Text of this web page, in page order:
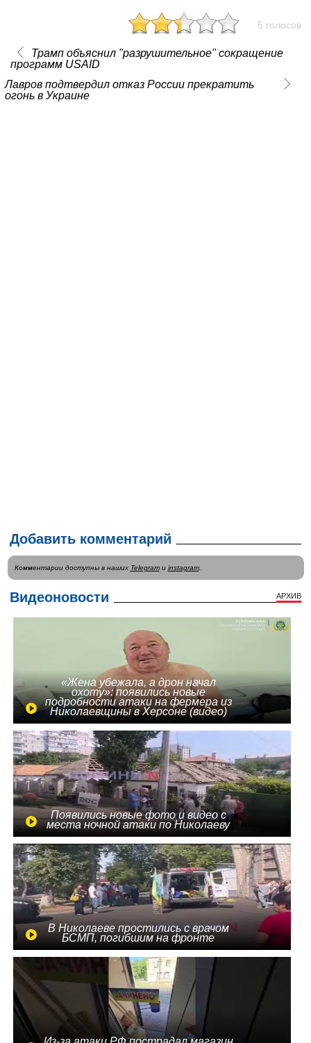
5 голосов
Трамп объяснил "разрушительное" сокращение
программ USAID
Лавров подтвердил отказ России прекратить
огонь в Украине
Добавить комментарий
Комментарии доступны в наших Telegramи instagram.
Видеоновости АРХИВ
«Жена убежала, а дрон начал
охоту»: появились новые
подробности атаки на фермера из
Николаевщины в Херсоне (видео)
Появились новые фото и видео с
места ночной атаки по Николаеву
В Николаеве простились с врачом
БСМП, погибшим на фронте